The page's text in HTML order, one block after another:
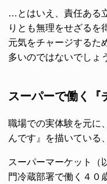
…とはいえ、責任ある
りとも無理をせざるを
元気をチャージするた
多いのではないでしょ
スーパーで働く『
職場での実体験を元に
んです』を描いている
スーパーマーケット（
門冷蔵部署で働く４０